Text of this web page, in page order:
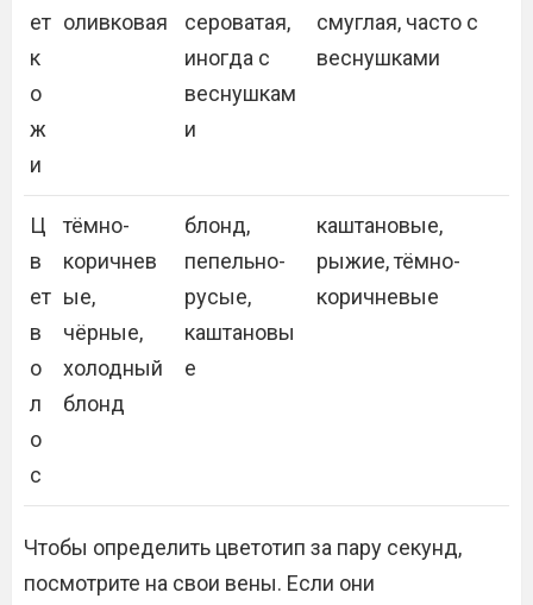
ет
к
о
ж
и
оливковая
сероватая,
иногда с
веснушкам
и
смуглая, часто с
веснушками
Ц
в
ет
в
о
л
о
с
тёмно-
коричнев
ые,
чёрные,
холодный
блонд
блонд,
пепельно-
русые,
каштановы
е
каштановые,
рыжие, тёмно-
коричневые
Чтобы определить цветотип за пару секунд,
посмотрите на свои вены. Если они